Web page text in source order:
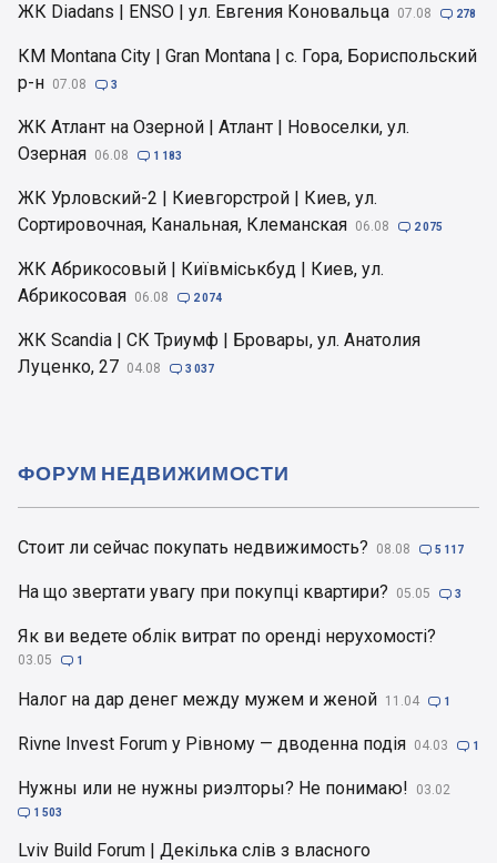
ЖК Diadans | ENSO | ул. Евгения Коновальца 07.08  278
КМ Montana City | Gran Montana | с. Гора, Бориспольский
р-н 07.08  3
ЖК Атлант на Озерной | Атлант | Новоселки, ул.
Озерная 06.08  1 183
ЖК Урловский-2 | Киевгорстрой | Киев, ул.
Сортировочная, Канальная, Клеманская 06.08  2 075
ЖК Абрикосовый | Київміськбуд | Киев, ул.
Абрикосовая 06.08  2 074
ЖК Scandia | СК Триумф | Бровары, ул. Анатолия
Луценко, 27 04.08  3 037
Стоит ли сейчас покупать недвижимость? 08.08  5 117
На що звертати увагу при покупці квартири? 05.05  3
Як ви ведете облік витрат по оренді нерухомості?
03.05  1
Налог на дар денег между мужем и женой 11.04  1
Rivne Invest Forum у Рівному — дводенна подія 04.03  1
Нужны или не нужны риэлторы? Не понимаю! 03.02
 1 503
Lviv Build Forum | Декілька слів з власного
ФОРУМ НЕДВИЖИМОСТИ